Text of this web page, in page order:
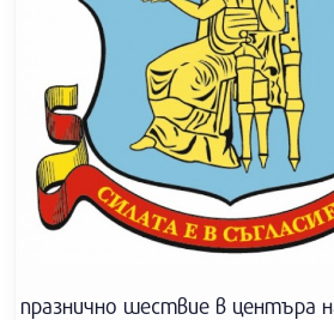
празнично шествие в центъра